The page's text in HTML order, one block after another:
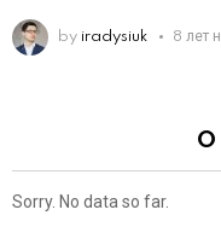
by iradysiuk 8 лет
Sorry. No data so far.